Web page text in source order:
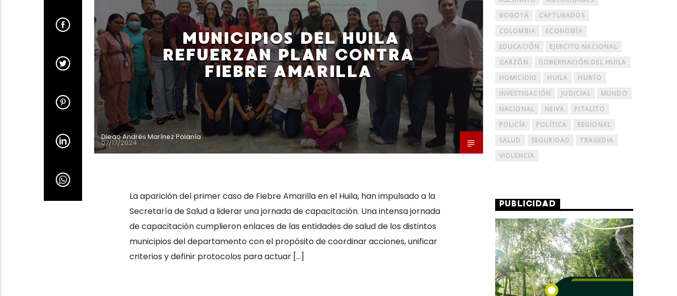
MUNICIPIOS DEL HUILA
REFUERZAN PLAN CONTRA
FIEBRE AMARILLA
Diego Andrés Marínez Polanía
07/17/2024
La aparición del primer caso de Fiebre Amarilla en el Huila, han impulsado a la
Secretaría de Salud a liderar una jornada de capacitación. Una intensa jornada
de capacitación cumplieron enlaces de las entidades de salud de los distintos
municipios del departamento con el propósito de coordinar acciones, unificar
criterios y definir protocolos para actuar […]
BOGOTÁ
CAPTURADOS
COLOMBIA
ECONOMÍA
EDUCACIÓN
EJERCITO NACIONAL
GARZÓN
GOBERNACIÓN DEL HUILA
HOMICIDIO
HUILA
HURTO
INVESTIGACIÓN
JUDICIAL
MUNDO
NACIONAL
NEIVA
PITALITO
POLICÍA
POLÍTICA
REGIONAL
SALUD
SEGURIDAD
TRAGEDIA
VIOLENCIA
PUBLICIDAD